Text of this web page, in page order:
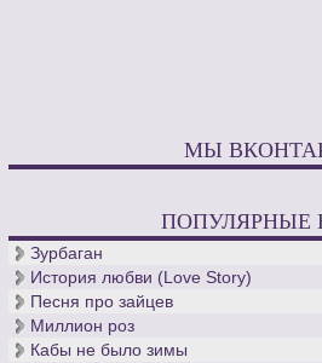
МЫ
ПОПУЛЯРНЫЕ
Зурбаган
История любви (Love Story)
Песня про зайцев
Миллион роз
Кабы не было зимы